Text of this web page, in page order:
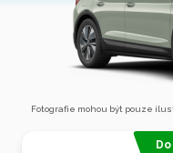
Fotografie mohou být pouze